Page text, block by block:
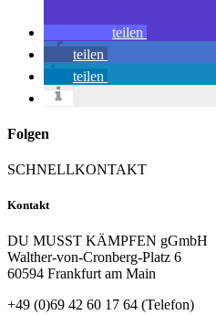
teilen
teilen
teilen
Folgen
SCHNELLKONTAKT
Kontakt
DU MUSST KÄMPFEN gGmbH
Walther-von-Cronberg-Platz 6
60594 Frankfurt am Main
+49 (0)69 42 60 17 64 (Telefon)